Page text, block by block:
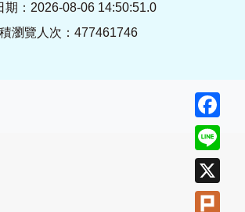
期：2026-08-06 14:50:51.0
瀏覽人次：477461746